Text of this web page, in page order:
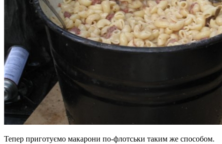
Тепер приготуємо макарони по-флотськи таким же способом.